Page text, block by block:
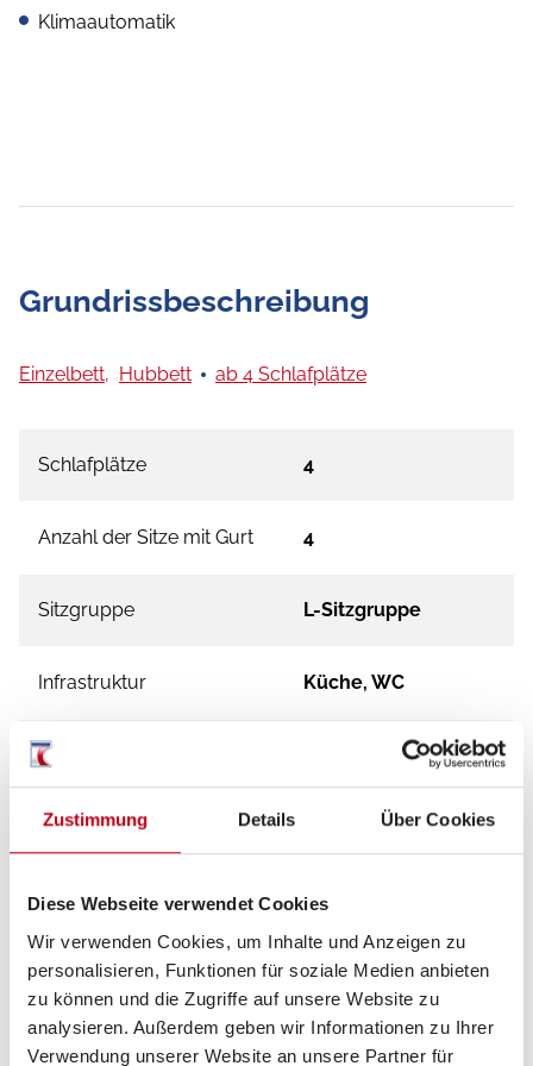
Zustimmung Details Über Cookies
Diese Webseite verwendet Cookies
Wir verwenden Cookies, um Inhalte und Anzeigen zu
personalisieren, Funktionen für soziale Medien anbieten
zu können und die Zugriffe auf unsere Website zu
analysieren. Außerdem geben wir Informationen zu Ihrer
Verwendung unserer Website an unsere Partner für
Klimaautomatik
Grundrissbeschreibung
Einzelbett, Hubbett ab 4 Schlafplätze
Schlafplätze 4
Anzahl der Sitze mit Gurt 4
Sitzgruppe L-Sitzgruppe
Infrastruktur Küche, WC
Betten Einzelbett, Hubbett